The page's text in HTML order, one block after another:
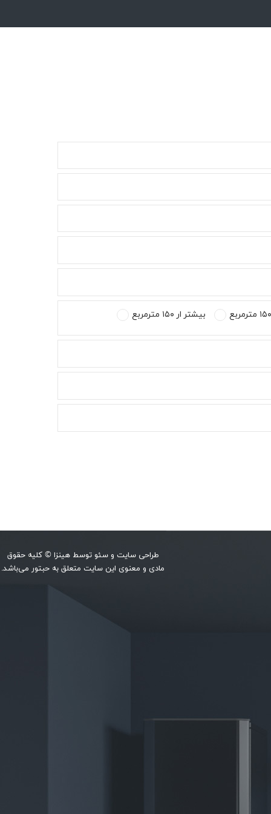
بیشتر ار ۱۵۰ مترمربع
طراحی سایت وسئو توسطهینزا © کلیه حقوق
مادی و معنوی این سایت متعلق به حبتور می‌باشد.